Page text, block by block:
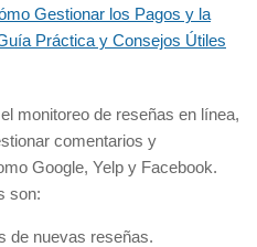
Gestionar los Pagos y la
Práctica y Consejos Útiles
monitoreo de reseñas en línea,
comentarios y
Google, Yelp y Facebook.
son:
de nuevas reseñas.